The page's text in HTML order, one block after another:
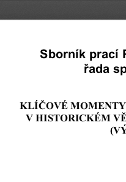
KLÍČOVÉ
V HISTORICKÉM
Sborník prací
řada